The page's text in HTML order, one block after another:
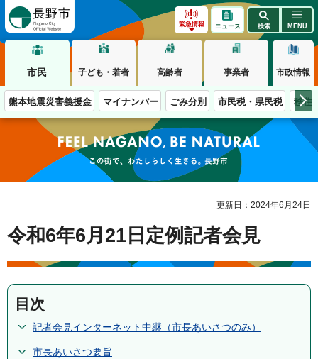
緊急情報 ニュース 検索 MENU
市民 子ども・若者 高齢者 事業者 市政情報
熊本地震災害義援金 マイナンバー ごみ分別 市民税・県民税 移住
この街で、わたしらしく生きる。長野市
更新日：2024年6月24日
令和6年6月21日定例記者会見
目次
記者会見インターネット中継（市長あいさつのみ）
市長あいさつ要旨